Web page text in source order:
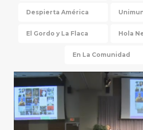
Despierta América
El Gordo y La Flaca Hola
En La Comunidad